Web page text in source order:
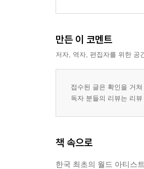
만든 이 코멘트
저자, 역자, 편집자를 위한 공
접수된 글은 확인을 거
독자 분들의 리뷰는 리
책 속으로
한국 최초의 월드 아티스